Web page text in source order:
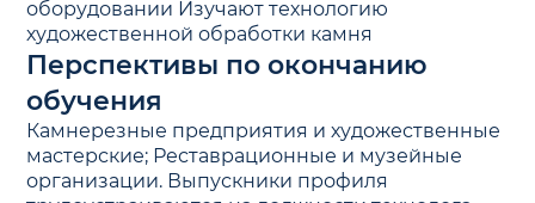
оборудовании Изучают технологию
художественной обработки камня
Перспективы по окончанию
обучения
Камнерезные предприятия и художественные
мастерские; Реставрационные и музейные
организации. Выпускники профиля